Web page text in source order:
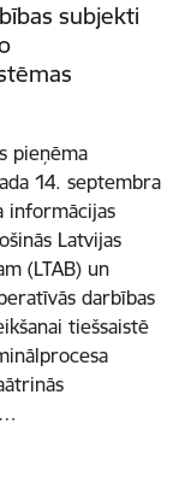
subjekti
pieņēma
14. septembra
informācijas
Latvijas
(LTAB) un
darbības
tiešsaistē